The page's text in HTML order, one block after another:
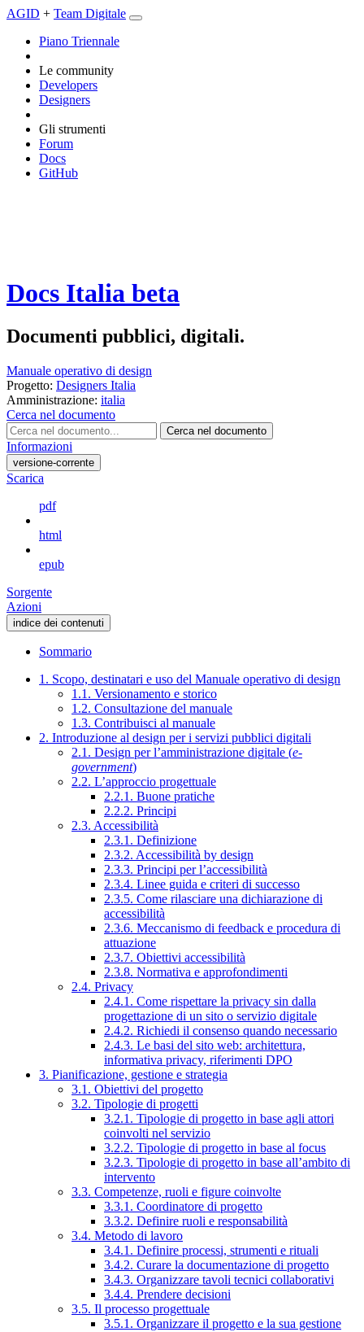
AGID + Team Digitale
Piano Triennale
Le community
Developers
Designers
Gli strumenti
Forum
Docs
GitHub
Docs Italia beta
Documenti pubblici, digitali.
Manuale operativo di design
Progetto: Designers Italia
Amministrazione: italia
Cerca nel documento
Cerca nel documento
Informazioni
versione-corrente
Scarica
pdf
html
epub
Sorgente
Azioni
indice dei contenuti
Sommario
1. Scopo, destinatari e uso del Manuale operativo di design
1.1. Versionamento e storico
1.2. Consultazione del manuale
1.3. Contribuisci al manuale
2. Introduzione al design per i servizi pubblici digitali
2.1. Design per l’amministrazione digitale (e-
government)
2.2. L’approccio progettuale
2.2.1. Buone pratiche
2.2.2. Principi
2.3. Accessibilità
2.3.1. Definizione
2.3.2. Accessibilità by design
2.3.3. Principi per l’accessibilità
2.3.4. Linee guida e criteri di successo
2.3.5. Come rilasciare una dichiarazione di
accessibilità
2.3.6. Meccanismo di feedback e procedura di
attuazione
2.3.7. Obiettivi accessibilità
2.3.8. Normativa e approfondimenti
2.4. Privacy
2.4.1. Come rispettare la privacy sin dalla
progettazione di un sito o servizio digitale
2.4.2. Richiedi il consenso quando necessario
2.4.3. Le basi del sito web: architettura,
informativa privacy, riferimenti DPO
3. Pianificazione, gestione e strategia
3.1. Obiettivi del progetto
3.2. Tipologie di progetti
3.2.1. Tipologie di progetto in base agli attori
coinvolti nel servizio
3.2.2. Tipologie di progetto in base al focus
3.2.3. Tipologie di progetto in base all’ambito di
intervento
3.3. Competenze, ruoli e figure coinvolte
3.3.1. Coordinatore di progetto
3.3.2. Definire ruoli e responsabilità
3.4. Metodo di lavoro
3.4.1. Definire processi, strumenti e rituali
3.4.2. Curare la documentazione di progetto
3.4.3. Organizzare tavoli tecnici collaborativi
3.4.4. Prendere decisioni
3.5. Il processo progettuale
3.5.1. Organizzare il progetto e la sua gestione